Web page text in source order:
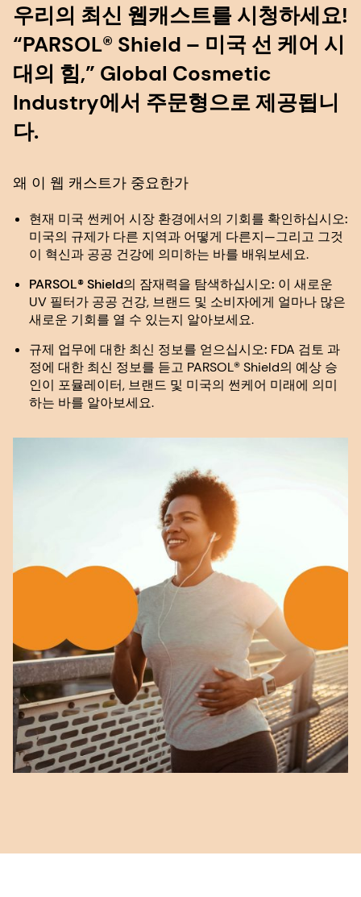
우리의 최신 웹캐스트를 시청하세요!
“PARSOL® Shield – 미국 선 케어 시
대의 힘,” Global Cosmetic
Industry에서 주문형으로 제공됩니
다.
왜 이 웹 캐스트가 중요한가
현재 미국 썬케어 시장 환경에서의 기회를 확인하십시오:
미국의 규제가 다른 지역과 어떻게 다른지—그리고 그것
이 혁신과 공공 건강에 의미하는 바를 배워보세요.
PARSOL® Shield의 잠재력을 탐색하십시오: 이 새로운
UV 필터가 공공 건강, 브랜드 및 소비자에게 얼마나 많은
새로운 기회를 열 수 있는지 알아보세요.
규제 업무에 대한 최신 정보를 얻으십시오: FDA 검토 과
정에 대한 최신 정보를 듣고 PARSOL® Shield의 예상 승
인이 포뮬레이터, 브랜드 및 미국의 썬케어 미래에 의미
하는 바를 알아보세요.